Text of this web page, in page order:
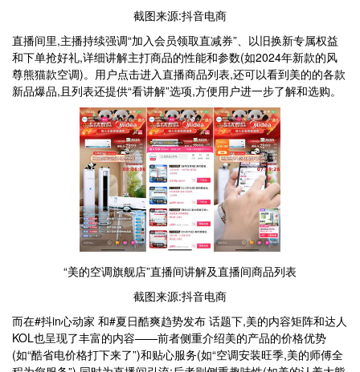
截图来源:抖音电商
直播间里,主播持续强调“加入会员领取直减券”、以旧换新专属权益
和下单抢好礼,详细讲解主打商品的性能和参数(如2024年新款的风
尊熊猫款空调)。用户点击进入直播商品列表,还可以看到美的的各款
新品爆品,且列表还提供“看讲解”选项,方便用户进一步了解和选购。
“美的空调旗舰店”直播间讲解及直播间商品列表
截图来源:抖音电商
而在#抖in心动家 和#夏日酷爽趋势发布 话题下,美的内容矩阵和达人
KOL也呈现了丰富的内容——前者侧重介绍美的产品的价格优势
(如“酷省电价格打下来了”)和贴心服务(如“空调安装旺季,美的师傅全